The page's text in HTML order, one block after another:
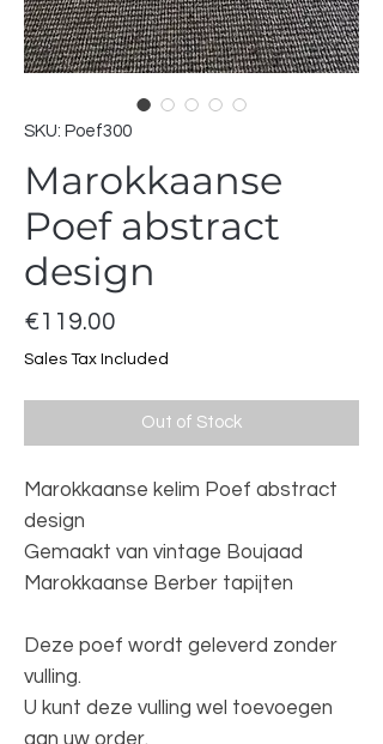
SKU: Poef300
Marokkaanse
Poef abstract
design
€119.00
Sales Tax Included
Out of Stock
Marokkaanse kelim Poef abstract
design
Gemaakt van vintage Boujaad
Marokkaanse Berber tapijten
Deze poef wordt geleverd zonder
vulling.
U kunt deze vulling wel toevoegen
aan uw order.